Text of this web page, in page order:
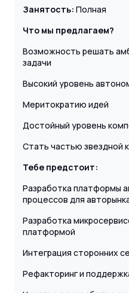
Занятость: Полная
Что мы предлагаем?
Возможность решать
задачи
Высокий уровень
Меритократию идей
Достойный уровень
Стать частью звездной
Тебе предстоит:
Разработка платформы
процессов для
Разработка
платформой
Интеграция сторонних
Рефакторинг и